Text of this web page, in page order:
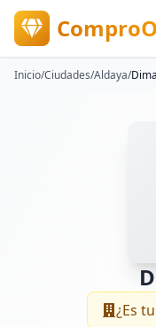
Inicio/Ciudades/Aldaya/
¿Es